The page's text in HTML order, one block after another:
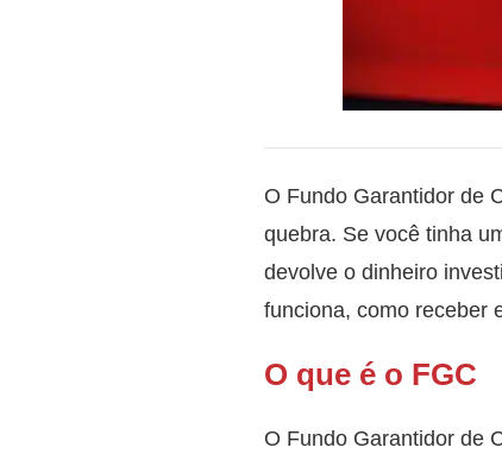
O Fundo Garantidor de
quebra. Se você tinha
devolve o dinheiro
funciona, como receber
O que é o FGC
O Fundo Garantidor de